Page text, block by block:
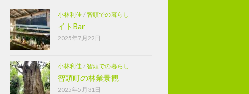
小林利佳/智頭での暮らし
イトBar
2025年7月22日
小林利佳/智頭での暮らし
智頭町の林業景観
2025年5月31日